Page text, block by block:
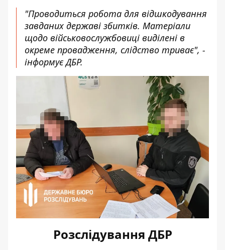
"Проводиться робота для відшкодування
завданих державі збитків. Матеріали
щодо військовослужбовиці виділені в
окреме провадження, слідство триває", -
інформує ДБР.
Розслідування ДБР